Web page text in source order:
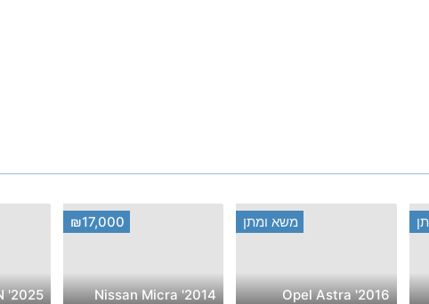
משא ומתן
2016' Opel Astra
₪17,000
2014' Nissan Micra
2025' GWM KGN